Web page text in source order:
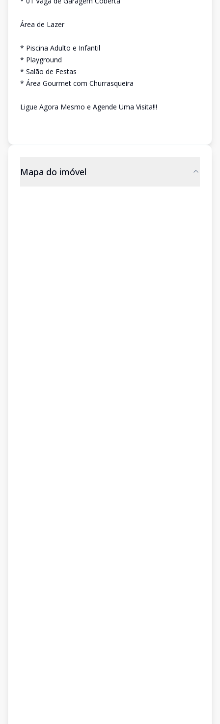
Área de Lazer
* Piscina Adulto e Infantil
* Playground
* Salão de Festas
* Área Gourmet com Churrasqueira
Ligue Agora Mesmo e Agende Uma Visita!!!
Mapa do imóvel